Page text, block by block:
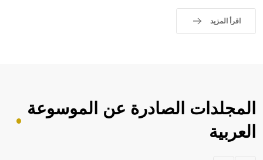
اقرأ المزيد
المجلدات الصادرة عن الموسوعة
العربية